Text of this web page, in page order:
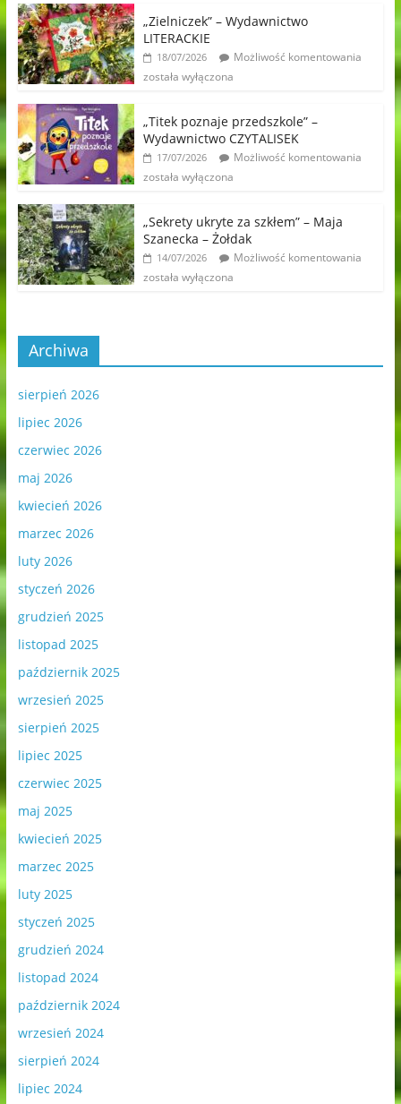
„Zielniczek” – Wydawnictwo
LITERACKIE
18/07/2026
Możliwość komentowania
została wyłączona
„Titek poznaje przedszkole” –
Wydawnictwo CZYTALISEK
17/07/2026
Możliwość komentowania
została wyłączona
„Sekrety ukryte za szkłem” – Maja
Szanecka – Żołdak
14/07/2026
Możliwość komentowania
została wyłączona
Archiwa
sierpień 2026
lipiec 2026
czerwiec 2026
maj 2026
kwiecień 2026
marzec 2026
luty 2026
styczeń 2026
grudzień 2025
listopad 2025
październik 2025
wrzesień 2025
sierpień 2025
lipiec 2025
czerwiec 2025
maj 2025
kwiecień 2025
marzec 2025
luty 2025
styczeń 2025
grudzień 2024
listopad 2024
październik 2024
wrzesień 2024
sierpień 2024
lipiec 2024